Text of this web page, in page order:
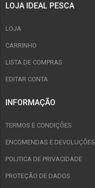
LOJA IDEAL PESCA
LOJA
CARRINHO
LISTA DE COMPRAS
EDITAR CONTA
INFORMAÇÃO
TERMOS E CONDIÇÕES
ENCOMENDAS E DEVOLUÇÕES
POLITICA DE PRIVACIDADE
PROTEÇÃO DE DADOS